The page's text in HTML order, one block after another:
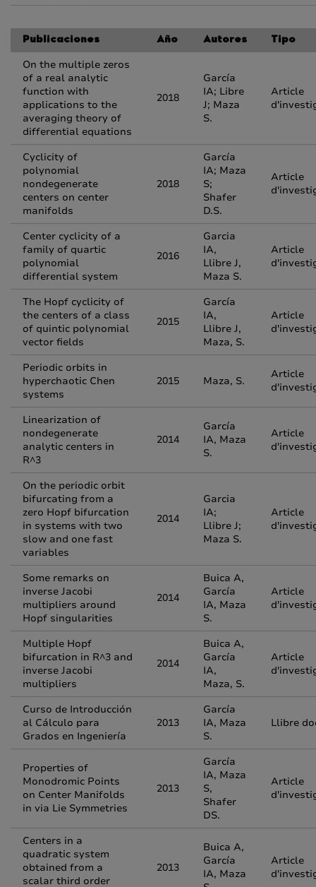
Publicaciones Año Autores Tipo
On the multiple zeros
of a real analytic
function with
applications to the
averaging theory of
differential equations
2018
García
IA; Libre
J; Maza
S.
Article
Cyclicity of
polynomial
nondegenerate
centers on center
manifolds
2018
García
IA; Maza
S;
Shafer
D.S.
Article
Center cyclicity of a
family of quartic
polynomial
differential system
2016
Garcia
IA,
Llibre J,
Maza S.
Article
The Hopf cyclicity of
the centers of a class
of quintic polynomial
vector fields
2015
García
IA,
Llibre J,
Maza, S.
Article
Periodic orbits in
hyperchaotic Chen
systems
2015 Maza, S.
Article
Linearization of
nondegenerate
analytic centers in
R^3
2014
García
IA, Maza
S.
Article
On the periodic orbit
bifurcating from a
zero Hopf bifurcation
in systems with two
slow and one fast
variables
2014
Garcia
IA;
Llibre J;
Maza S.
Article
Some remarks on
inverse Jacobi
multipliers around
Hopf singularities
2014
Buica A,
García
IA, Maza
S.
Article
Multiple Hopf
bifurcation in R^3 and
inverse Jacobi
multipliers
2014
Buica A,
García
IA,
Maza, S.
Article
Curso de Introducción
al Cálculo para
Grados en Ingeniería
2013
García
IA, Maza
S.
Llibre
Properties of
Monodromic Points
on Center Manifolds
in via Lie Symmetries
2013
García
IA, Maza
S,
Shafer
DS.
Article
Centers in a
quadratic system
obtained from a
scalar third order
2013
Buica A,
García
IA, Maza
Article